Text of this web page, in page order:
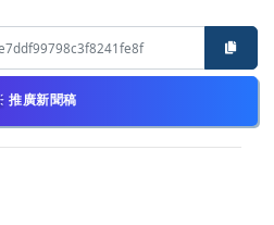
推廣新聞稿